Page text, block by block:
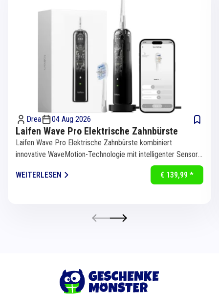
Drea 04 Aug 2026
Laifen Wave Pro Elektrische Zahnbürste
Laifen Wave Pro Elektrische Zahnbürste kombiniert
innovative WaveMotion-Technologie mit intelligenter Sensorik
WEITERLESEN
€ 139,99 *